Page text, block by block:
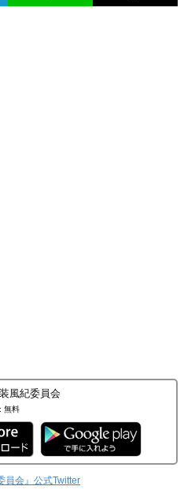
風紀委員会
無料
員会』公式Twitter